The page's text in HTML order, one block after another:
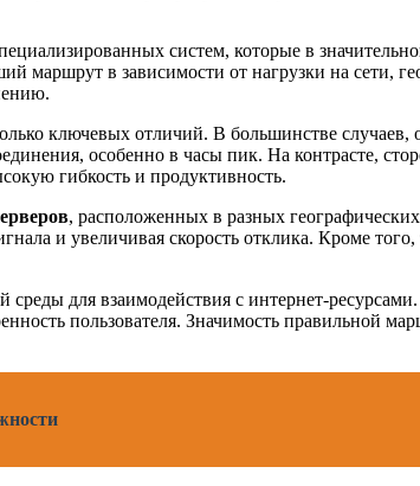
систем, которые в
в зависимости от нагрузки на сети,
ключевых отличий. В большинстве случаев,
особенно в часы пик. На контрасте,
гибкость и продуктивность.
, расположенных в разных
и увеличивая скорость отклика. Кроме
для взаимодействия с интернет-
пользователя. Значимость правильной